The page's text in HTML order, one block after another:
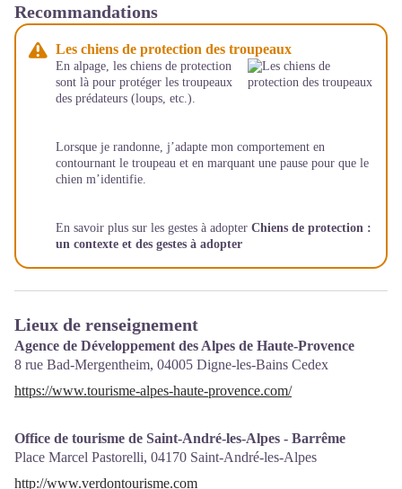
Recommandations
Les chiens de protection des troupeaux
En alpage, les chiens de protection
sont là pour protéger les troupeaux
des prédateurs (loups, etc.).
Lorsque je randonne, j’adapte mon comportement en
contournant le troupeau et en marquant une pause pour que le
chien m’identifie.
En savoir plus sur les gestes à adopter Chiens de protection :
un contexte et des gestes à adopter
Lieux de renseignement
Agence de Développement des Alpes de Haute-Provence
8 rue Bad-Mergentheim, 04005 Digne-les-Bains Cedex
https://www.tourisme-alpes-haute-provence.com/
Office de tourisme de Saint-André-les-Alpes - Barrême
Place Marcel Pastorelli, 04170 Saint-André-les-Alpes
http://www.verdontourisme.com